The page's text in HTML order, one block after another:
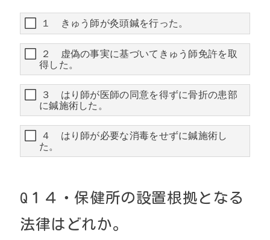
１ きゅう師が灸頭鍼を行った。
２ 虚偽の事実に基づいてきゅう師免許を取
得した。
３ はり師が医師の同意を得ずに骨折の患部
に鍼施術した。
４ はり師が必要な消毒をせずに鍼施術し
た。
Q１４・保健所の設置根拠となる
法律はどれか。